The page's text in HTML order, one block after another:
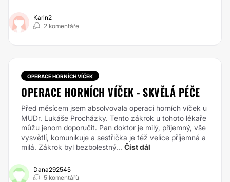
Karin2
2 komentáře
OPERACE HORNÍCH VÍČEK
OPERACE HORNÍCH VÍČEK - SKVĚLÁ PÉČE
Před měsícem jsem absolvovala operaci horních víček u
MUDr. Lukáše Procházky. Tento zákrok u tohoto lékaře
můžu jenom doporučit. Pan doktor je milý, příjemný, vše
vysvětlí, komunikuje a sestřička je též velice příjemná a
milá. Zákrok byl bezbolestný... Číst dál
Dana292545
5 komentářů